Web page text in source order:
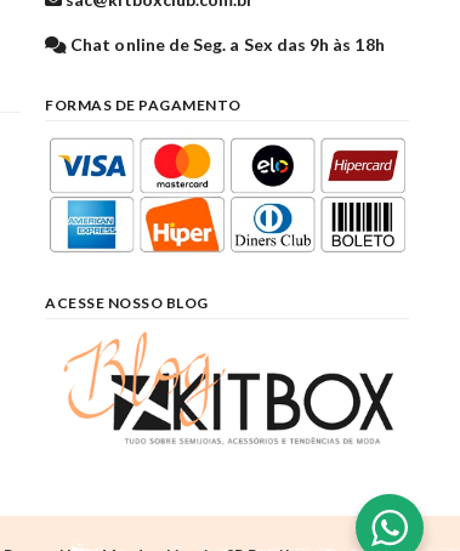
Chat online de Seg. a Sex das 9h às 18h
FORMAS DE PAGAMENTO
ACESSE NOSSO BLOG